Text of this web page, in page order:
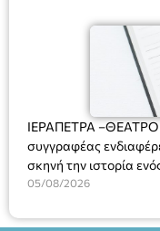
και λήψη
ΙΕΡΑΠΕΤΡΑ –ΘΕΑΤΡΟ
συγγραφέας
σκηνή την ιστορία
κάθειρξης για
ασθένεια, τον
05/08/2026